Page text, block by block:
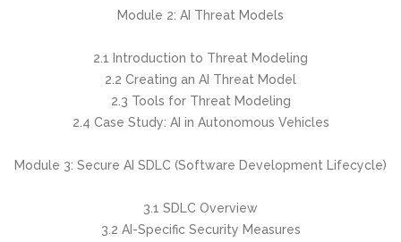
Module 2: AI Threat Models
2.1 Introduction to Threat Modeling
2.2 Creating an AI Threat Model
2.3 Tools for Threat Modeling
2.4 Case Study: AI in Autonomous Vehicles
Module 3: Secure AI SDLC (Software Development Lifecycle)
3.1 SDLC Overview
3.2 AI-Specific Security Measures